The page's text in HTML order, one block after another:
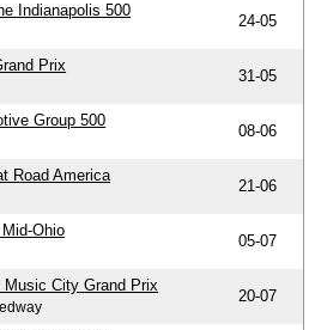
Indianapolis 500
24-05
Prix
31-05
Group 500
08-06
Road America
21-06
Ohio
05-07
Music City Grand Prix
20-07